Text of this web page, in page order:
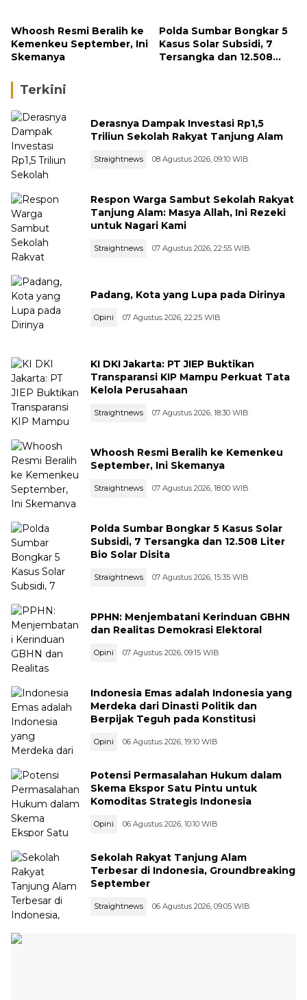
Whoosh Resmi Beralih ke
Kemenkeu September, Ini
Skemanya
Polda Sumbar Bongkar 5
Kasus Solar Subsidi, 7
Tersangka dan 12.508
Terkini
Derasnya Dampak Investasi Rp1,5
Triliun Sekolah Rakyat Tanjung Alam
Straightnews 08 Agustus 2026, 09:10 WIB
Respon Warga Sambut Sekolah Rakyat
Tanjung Alam: Masya Allah, Ini Rezeki
untuk Nagari Kami
Straightnews 07 Agustus 2026, 22:55 WIB
Padang, Kota yang Lupa pada Dirinya
Opini 07 Agustus 2026, 22:25 WIB
KI DKI Jakarta: PT JIEP Buktikan
Transparansi KIP Mampu Perkuat Tata
Kelola Perusahaan
Straightnews 07 Agustus 2026, 18:30 WIB
Whoosh Resmi Beralih ke Kemenkeu
September, Ini Skemanya
Straightnews 07 Agustus 2026, 18:00 WIB
Polda Sumbar Bongkar 5 Kasus Solar
Subsidi, 7 Tersangka dan 12.508 Liter
Bio Solar Disita
Straightnews 07 Agustus 2026, 15:35 WIB
PPHN: Menjembatani Kerinduan GBHN
dan Realitas Demokrasi Elektoral
Opini 07 Agustus 2026, 09:15 WIB
Indonesia Emas adalah Indonesia yang
Merdeka dari Dinasti Politik dan
Berpijak Teguh pada Konstitusi
Opini 06 Agustus 2026, 19:10 WIB
Potensi Permasalahan Hukum dalam
Skema Ekspor Satu Pintu untuk
Komoditas Strategis Indonesia
Opini 06 Agustus 2026, 10:10 WIB
Sekolah Rakyat Tanjung Alam
Terbesar di Indonesia, Groundbreaking
September
Straightnews 06 Agustus 2026, 09:05 WIB